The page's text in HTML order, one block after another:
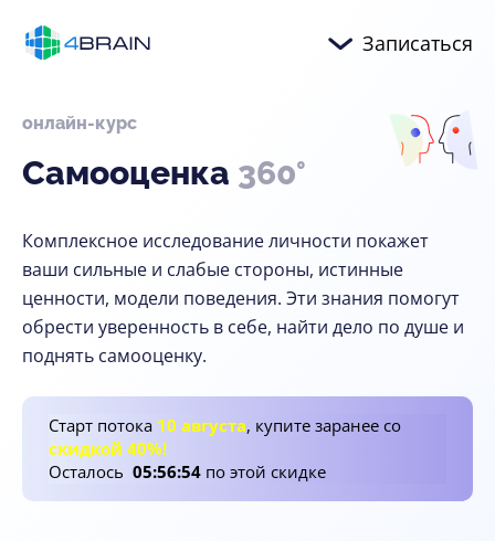
Записаться
онлайн-курс
Самооценка 360°
Комплексное исследование личности покажет
ваши сильные и слабые стороны, истинные
ценности, модели поведения. Эти знания помогут
обрести уверенность в себе, найти дело по душе и
поднять самооценку.
Старт потока 10 августа, купите заранее со
скидкой 40%!
Осталось 05:56:52 по этой скидке